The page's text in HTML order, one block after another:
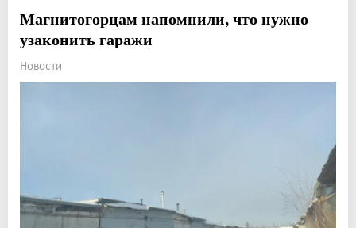
Магнитогорцам напомнили, что нужно
узаконить гаражи
Новости